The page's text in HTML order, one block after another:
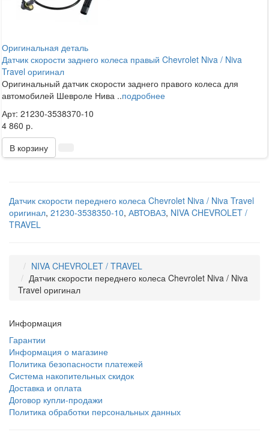
Оригинальная деталь
Датчик скорости заднего колеса правый Chevrolet Niva / Niva
Travel оригинал
Оригинальный датчик скорости заднего правого колеса для
автомобилей Шевроле Нива ..подробнее
Арт: 21230-3538370-10
4 860 р.
В корзину
Датчик скорости переднего колеса Chevrolet Niva / Niva Travel
оригинал, 21230-3538350-10, АВТОВАЗ, NIVA CHEVROLET /
TRAVEL
NIVA CHEVROLET / TRAVEL
Датчик скорости переднего колеса Chevrolet Niva / Niva
Travel оригинал
Информация
Гарантии
Информация о магазине
Политика безопасности платежей
Система накопительных скидок
Доставка и оплата
Договор купли-продажи
Политика обработки персональных данных